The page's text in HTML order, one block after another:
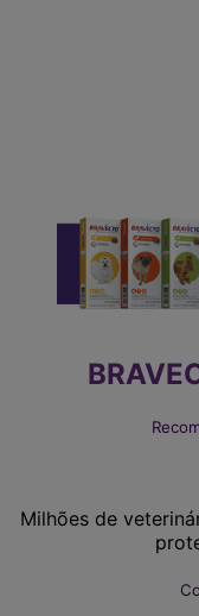
Milhões de